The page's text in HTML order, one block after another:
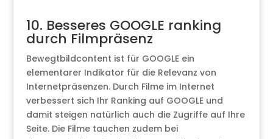
10. Besseres GOOGLE ranking
durch Filmpräsenz
Bewegtbildcontent ist für GOOGLE ein
elementarer Indikator für die Relevanz von
Internetpräsenzen. Durch Filme im Internet
verbessert sich Ihr Ranking auf GOOGLE und
damit steigen natürlich auch die Zugriffe auf Ihre
Seite. Die Filme tauchen zudem bei